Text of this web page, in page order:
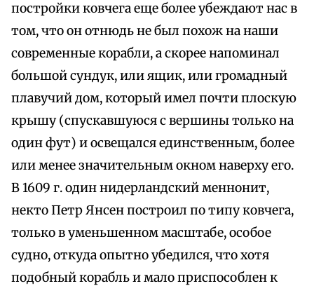
постройки ковчега еще более убеждают нас в
том, что он отнюдь не был похож на наши
современные корабли, а скорее напоминал
большой сундук, или ящик, или громадный
плавучий дом, который имел почти плоскую
крышу (спускавшуюся с вершины только на
один фут) и освещался единственным, более
или менее значительным окном наверху его.
В 1609 г. один нидерландский меннонит,
некто Петр Янсен построил по типу ковчега,
только в уменьшенном масштабе, особое
судно, откуда опытно убедился, что хотя
подобный корабль и мало приспособлен к